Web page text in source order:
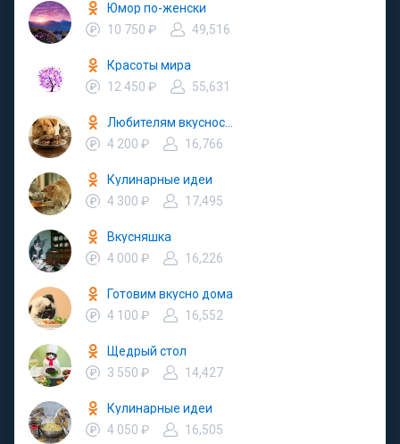
Юмор по-женски
10 750 ₽
49,516
Красоты мира
12 450 ₽
55,631
4 200 ₽
16,766
Кулинарные идеи
4 300 ₽
17,495
Вкусняшка
4 000 ₽
16,226
Готовим вкусно дома
4 100 ₽
16,552
Щедрый стол
3 550 ₽
14,427
Кулинарные идеи
4 050 ₽
16,505